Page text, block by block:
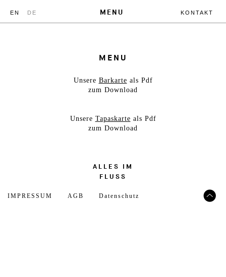
EN DE MENU KONTAKT
MENU
Unsere Barkarte als Pdf
zum Download
Unsere Tapaskarte als Pdf
zum Download
ALLES IM
FLUSS
IMPRESSUM AGB Datenschutz